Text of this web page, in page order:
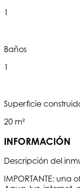
1
Baños
1
Superficie
20 m²
INFORMACIÓN
Descripción del
IMPORTANTE: una